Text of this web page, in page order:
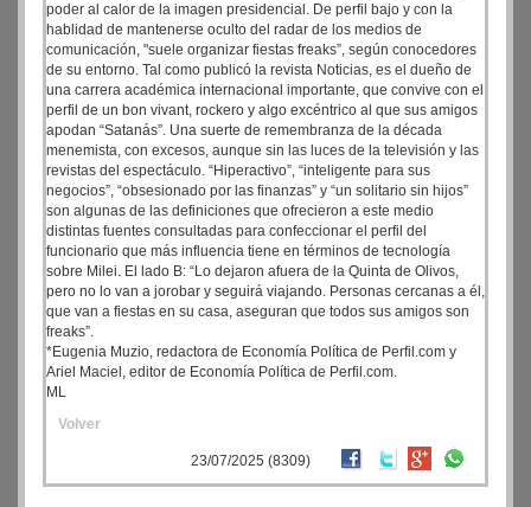
poder al calor de la imagen presidencial. De perfil bajo y con la
hablidad de mantenerse oculto del radar de los medios de
comunicación, "suele organizar fiestas freaks”, según conocedores
de su entorno. Tal como publicó la revista Noticias, es el dueño de
una carrera académica internacional importante, que convive con el
perfil de un bon vivant, rockero y algo excéntrico al que sus amigos
apodan “Satanás”. Una suerte de remembranza de la década
menemista, con excesos, aunque sin las luces de la televisión y las
revistas del espectáculo. “Hiperactivo”, “inteligente para sus
negocios”, “obsesionado por las finanzas” y “un solitario sin hijos”
son algunas de las definiciones que ofrecieron a este medio
distintas fuentes consultadas para confeccionar el perfil del
funcionario que más influencia tiene en términos de tecnología
sobre Milei. El lado B: “Lo dejaron afuera de la Quinta de Olivos,
pero no lo van a jorobar y seguirá viajando. Personas cercanas a él,
que van a fiestas en su casa, aseguran que todos sus amigos son
freaks”.
*Eugenia Muzio, redactora de Economía Política de Perfil.com y
Ariel Maciel, editor de Economía Política de Perfil.com.
ML
Volver
23/07/2025 (8309)